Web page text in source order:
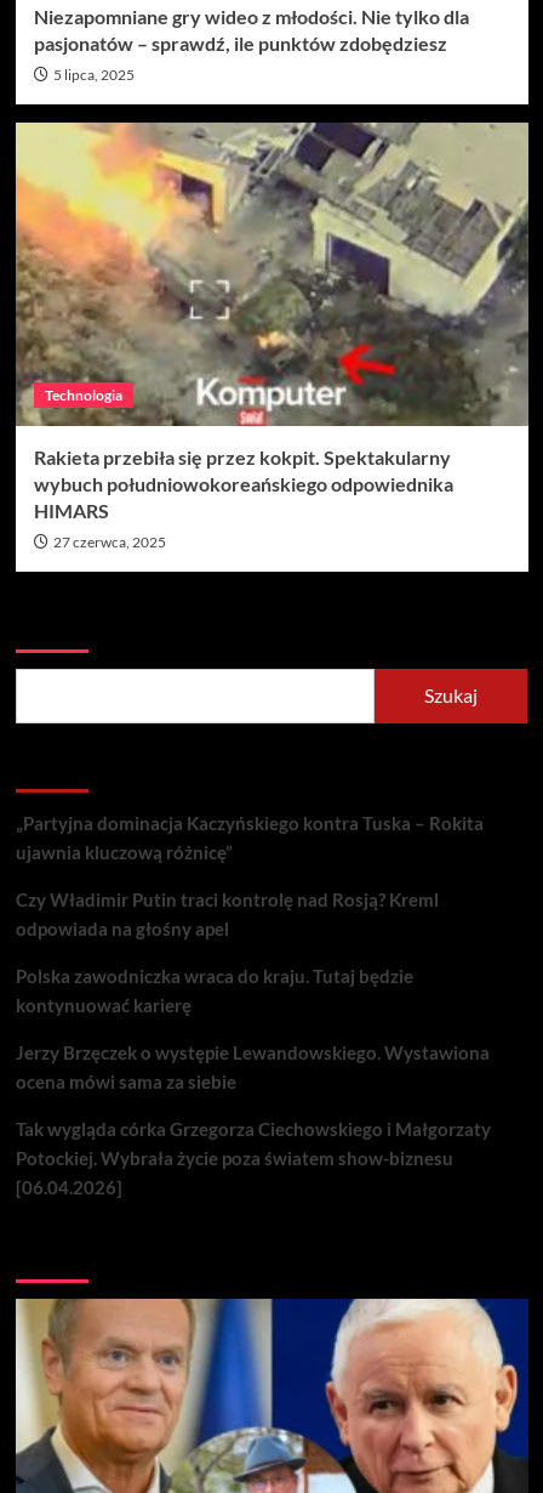
Niezapomniane gry wideo z młodości. Nie tylko dla
pasjonatów – sprawdź, ile punktów zdobędziesz
5 lipca, 2025
Technologia
Rakieta przebiła się przez kokpit. Spektakularny
wybuch południowokoreańskiego odpowiednika
HIMARS
27 czerwca, 2025
Szukaj
„Partyjna dominacja Kaczyńskiego kontra Tuska – Rokita
ujawnia kluczową różnicę”
Czy Władimir Putin traci kontrolę nad Rosją? Kreml
odpowiada na głośny apel
Polska zawodniczka wraca do kraju. Tutaj będzie
kontynuować karierę
Jerzy Brzęczek o występie Lewandowskiego. Wystawiona
ocena mówi sama za siebie
Tak wygląda córka Grzegorza Ciechowskiego i Małgorzaty
Potockiej. Wybrała życie poza światem show-biznesu
[06.04.2026]